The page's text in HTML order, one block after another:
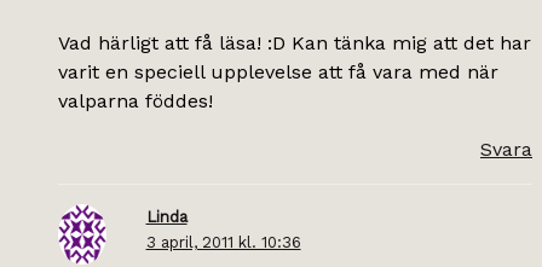
Vad härligt att få läsa! :D Kan tänka mig att det har
varit en speciell upplevelse att få vara med när
valparna föddes!
Svara
Linda
3 april, 2011 kl. 10:36